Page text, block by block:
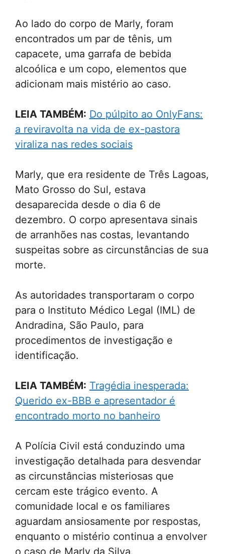
Ao lado do corpo de Marly, foram
encontrados um par de tênis, um
capacete, uma garrafa de bebida
alcoólica e um copo, elementos que
adicionam mais mistério ao caso.
LEIA TAMBÉM: Do púlpito ao OnlyFans:
a reviravolta na vida de ex-pastora
viraliza nas redes sociais
Marly, que era residente de Três Lagoas,
Mato Grosso do Sul, estava
desaparecida desde o dia 6 de
dezembro. O corpo apresentava sinais
de arranhões nas costas, levantando
suspeitas sobre as circunstâncias de sua
morte.
As autoridades transportaram o corpo
para o Instituto Médico Legal (IML) de
Andradina, São Paulo, para
procedimentos de investigação e
identificação.
LEIA TAMBÉM: Tragédia inesperada:
Querido ex-BBB e apresentador é
encontrado morto no banheiro
A Polícia Civil está conduzindo uma
investigação detalhada para desvendar
as circunstâncias misteriosas que
cercam este trágico evento. A
comunidade local e os familiares
aguardam ansiosamente por respostas,
enquanto o mistério continua a envolver
o caso de Marly da Silva.